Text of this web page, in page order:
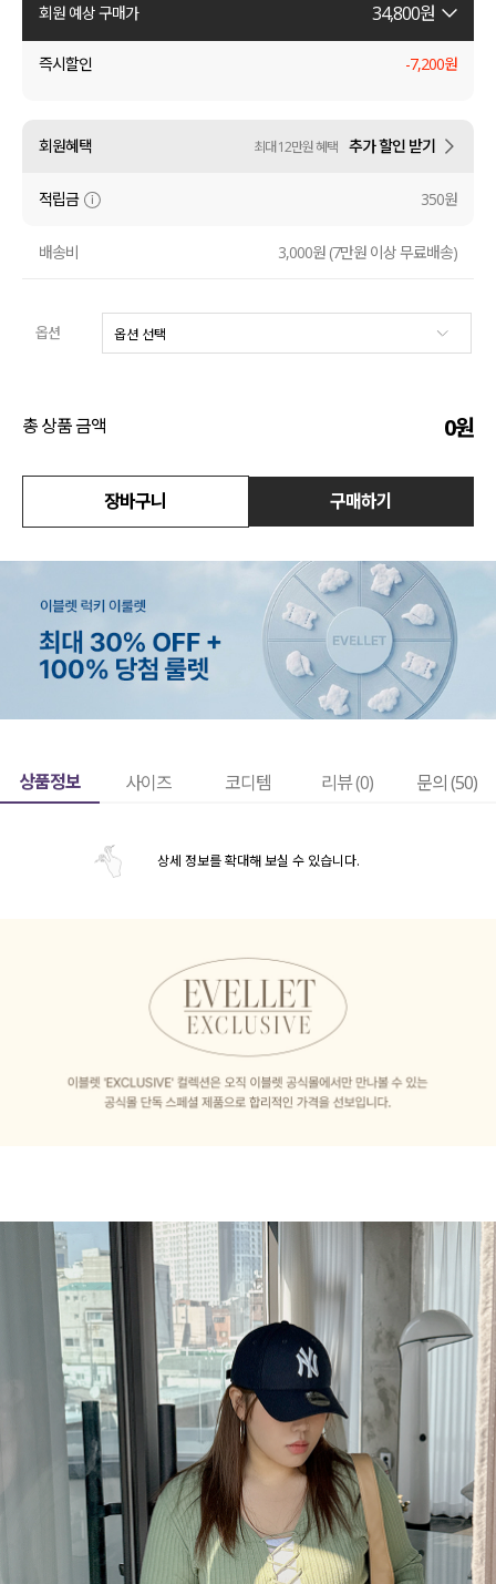
원피스
수영복
아우터
코디템
회원 예상 구매가 34,800원
즉시할인 -7,200원
회원혜택 최대 12만원 혜택 추가 할인 받기
적립금 350원
배송비 3,000원 (7만원 이상 무료배송)
옵션
총 상품 금액 0원
장바구니 구매하기
상품정보 사이즈 코디템 리뷰 (0) 문의 (50)
상세 정보를 확대해 보실 수 있습니다.